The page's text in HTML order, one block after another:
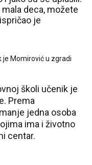
deca, možete
je
je Momirović u zgradi
školi učenik je
Prema
jedna osoba
ima i životno
centar.